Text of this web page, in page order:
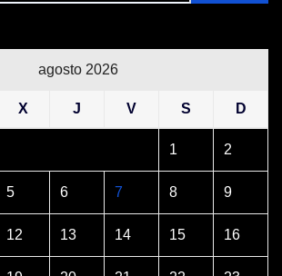
agosto 2026
X J V S D
1 2
5 6 7 8 9
12 13 14 15 16